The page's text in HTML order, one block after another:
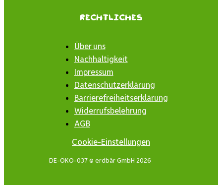
Rechtliches
Über uns
Nachhaltigkeit
Impressum
Datenschutzerklärung
Barrierefreiheitserklärung
Widerrufsbelehrung
AGB
Cookie-Einstellungen
DE-ÖKO-037 © erdbär GmbH 2026